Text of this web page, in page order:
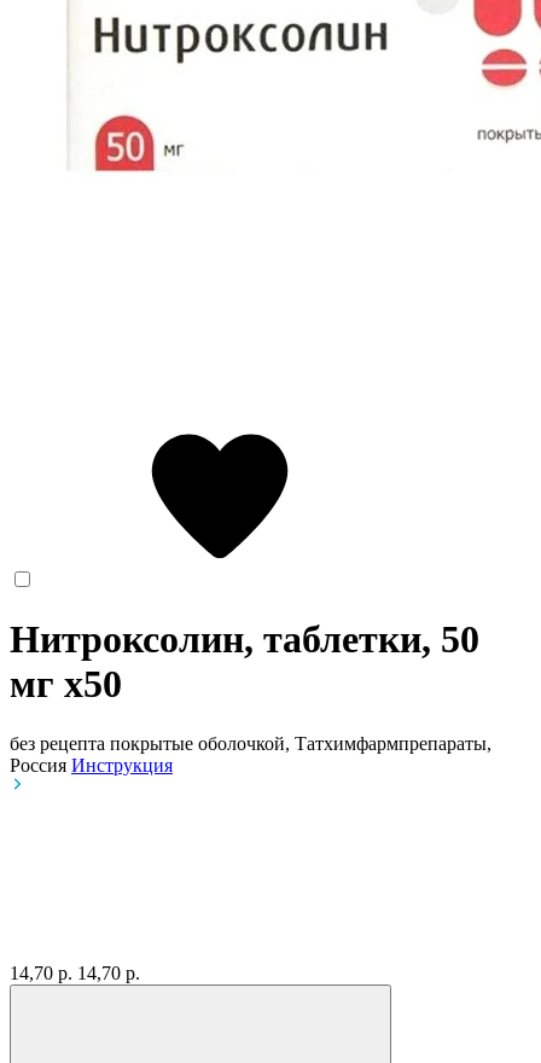
Нитроксолин, таблетки, 50
мг x50
без рецепта покрытые оболочкой, Татхимфармпрепараты,
Россия Инструкция
14,70 р. 14,70 р.